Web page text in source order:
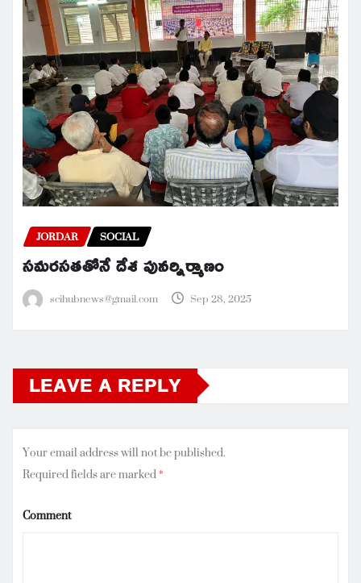
JORDAR SOCIAL
సమరసతతోనే దేశ పునర్నిర్మాణం
scihubnews@gmail.com Sep 28, 2025
LEAVE A REPLY
Your email address will not be published.
Required fields are marked*
Comment